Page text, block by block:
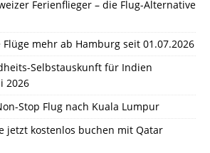
Ferienflieger – die Flug-Alternative
mehr ab Hamburg seit 01.07.2026
Selbstauskunft für Indien
2026
Stop Flug nach Kuala Lumpur
jetzt kostenlos buchen mit Qatar